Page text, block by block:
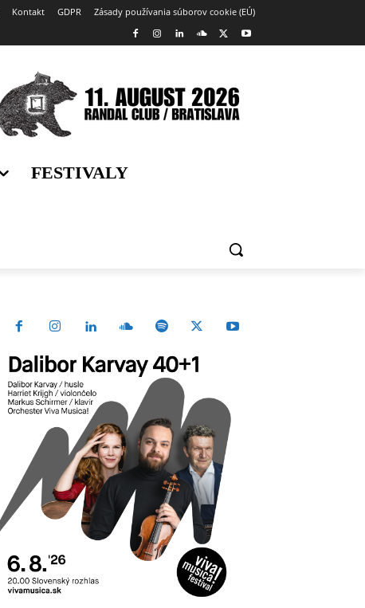
Kontakt GDPR Zásady používania súborov cookie (EÚ)
FESTIVALY